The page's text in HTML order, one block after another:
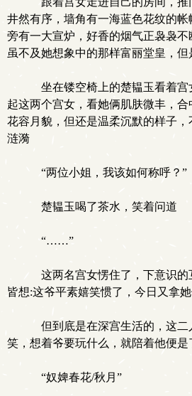
井然有序，墙角有一海蓝色花纹的
旁有一大宣炉，好香的烟气正袅袅
虽不及她想象中的那样富丽堂皇，
坐在镂空椅上的楚韫玉看着宫
起这两个宫女，看她俩肌肤微丰，
花容月貌，但还是温柔沉默的样子
涟漪
“两位小姐，我该如何称呼？”
楚韫玉喝了茶水，笑着问道
“……”
这两名宫女愣住了，下意识的
皆想:这爷平素嬉笑惯了，今日又拿她
但到底是在深宫生活的，这二
笑，想着爷要玩什么，就陪着他便是
“奴婢春花/秋月”